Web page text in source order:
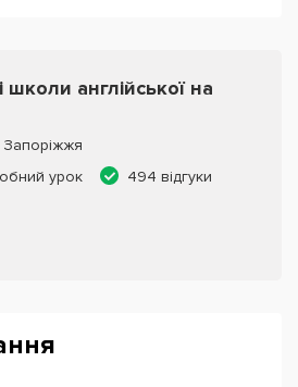
англійської на
Запоріжжя
урок
494 відгуки